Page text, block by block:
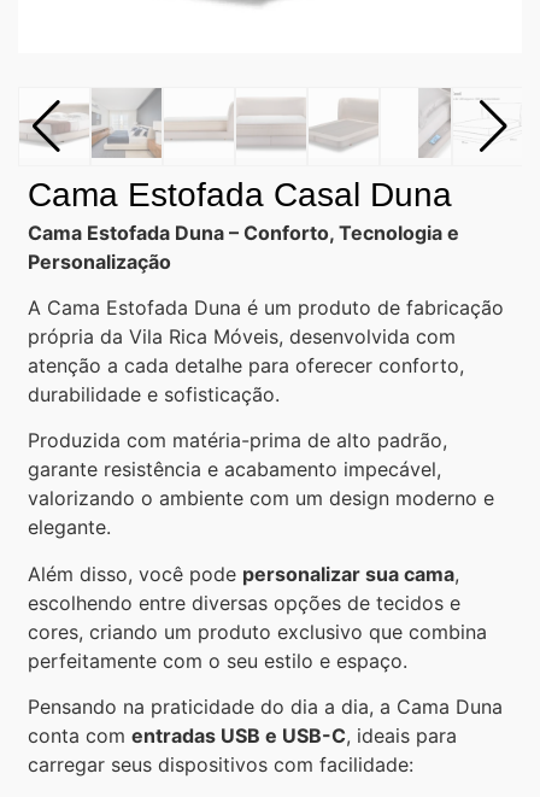
Cama Estofada Casal Duna
Cama Estofada Duna – Conforto, Tecnologia e
Personalização
A Cama Estofada Duna é um produto de fabricação
própria da Vila Rica Móveis, desenvolvida com
atenção a cada detalhe para oferecer conforto,
durabilidade e sofisticação.
Produzida com matéria-prima de alto padrão,
garante resistência e acabamento impecável,
valorizando o ambiente com um design moderno e
elegante.
Além disso, você pode personalizar sua cama,
escolhendo entre diversas opções de tecidos e
cores, criando um produto exclusivo que combina
perfeitamente com o seu estilo e espaço.
Pensando na praticidade do dia a dia, a Cama Duna
conta comentradas USB e USB-C, ideais para
carregar seus dispositivos com facilidade: